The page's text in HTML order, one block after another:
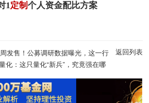
1定制 个人资金配比方案
发售！公募调研数据曝光，这一行
化：这只量化“新兵”，究竟强在哪
返回列表